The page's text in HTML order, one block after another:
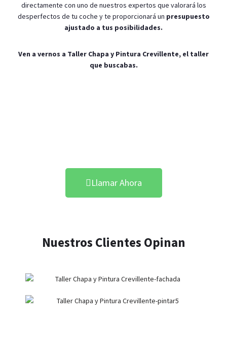
directamente con uno de nuestros expertos que valorará los
desperfectos de tu coche y te proporcionará un presupuesto
ajustado a tus posibilidades.
Ven a vernos a Taller Chapa y Pintura Crevillente, el taller
que buscabas.
Llamar Ahora
Nuestros Clientes Opinan